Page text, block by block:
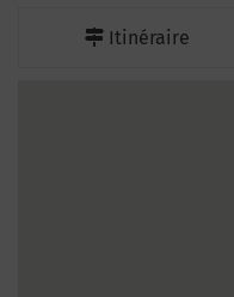
Itinéraire